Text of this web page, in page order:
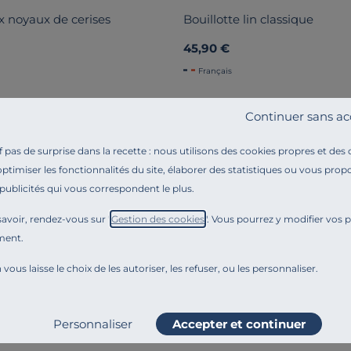
pas de surprise dans la recette : nous utilisons des cookies propres et des
les fonctionnalités du site, élaborer des statistiques ou vous
qui vous correspondent le plus.
rendez-vous sur "Gestion des cookies". Vous pourrez y modifier vos
vous laisse le choix de les autoriser, les refuser, ou les personnaliser.
Continuer sans
Personnaliser Accepter et continuer
noyaux de cerises
Bouillotte lin classique
45,90 €
Français
en graines de lin ou sèche pour
unéquipement du litapprécié pour sa capacité à
diverses, qu'elles soient à noyaux pour un usage
douce, elles offrent douceur et rétention optimales
répondre à différents besoins de confort. En voilà un
notre sélection de
bon de dormir avec une bouillotte en noyaux cerises
bouillotte la plus efficace pour soulager les cervicales,
bouillotte pour votre lit ou un petit coussin chauffant